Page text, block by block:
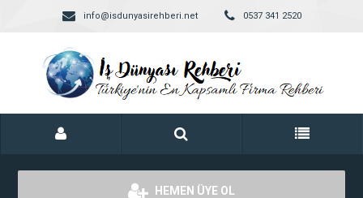
info@isdunyasirehberi.net 0537 341 2520
HEMEN ÜYE OL